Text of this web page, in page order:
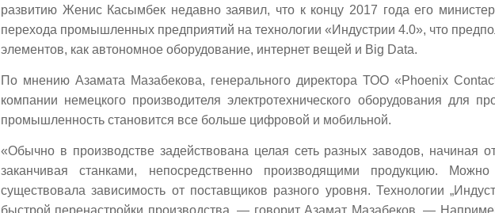
развитию Женис Касымбек недавно заявил, что к концу 2017 года его
перехода промышленных предприятий на технологии «Индустрии 4.0», что
элементов, как автономное оборудование, интернет вещей и Big Data.
По мнению Азамата Мазабекова, генерального директора ТОО «Phoenix
компании немецкого производителя электротехнического оборудования для
промышленность становится все больше цифровой и мобильной.
«Обычно в производстве задействована целая сеть разных заводов, начиная
заканчивая станками, непосредственно производящими продукцию.
существовала зависимость от поставщиков разного уровня. Технологии